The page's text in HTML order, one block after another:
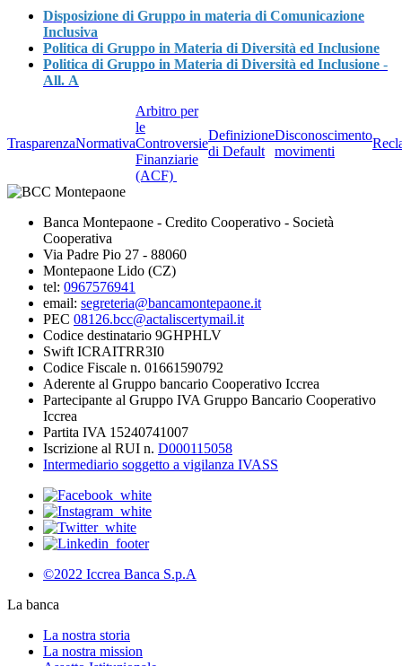
Disposizione di Gruppo in materia di Comunicazione
Inclusiva
Politica di Gruppo in Materia di Diversità ed Inclusione
Politica di Gruppo in Materia di Diversità ed Inclusione -
All. A
TrasparenzaNormativa
Arbitro per
le
Controversie
Finanziarie
(ACF)
Definizione
di Default
Disconoscimento
movimenti
Banca Montepaone - Credito Cooperativo - Società
Cooperativa
Via Padre Pio 27 - 88060
Montepaone Lido (CZ)
tel: 0967576941
email: segreteria@bancamontepaone.it
PEC 08126.bcc@actaliscertymail.it
Codice destinatario 9GHPHLV
Swift ICRAITRR3I0
Codice Fiscale n. 01661590792
Aderente al Gruppo bancario Cooperativo Iccrea
Partecipante al Gruppo IVA Gruppo Bancario Cooperativo
Iccrea
Partita IVA 15240741007
Iscrizione al RUI n. D000115058
Intermediario soggetto a vigilanza IVASS
©2022 Iccrea Banca S.p.A
La banca
La nostra storia
La nostra mission